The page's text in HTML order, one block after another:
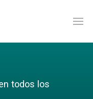
todos los